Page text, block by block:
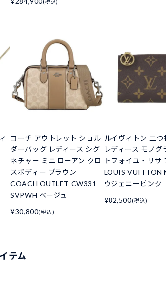
(税込)
コーチ アウトレット ショル
ダーバッグ レディース シグ
ネチャー ミニ ローアン クロ
スボディー ブラウン
COACH OUTLET CW331
SVPWH ベージュ
¥30,800(税込)
ルイヴィトン 二つ
レディース モノグ
トフォイユ・リサ
LOUIS VUITTON
ウジェニーピンク
¥82,500(税込)
テム